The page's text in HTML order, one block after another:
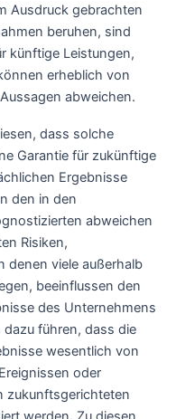
Ausdruck gebrachten
beruhen, sind
künftige Leistungen,
erheblich von
abweichen.
dass solche
Garantie für zukünftige
Ergebnisse
den in den
abweichen
Risiken,
denen viele außerhalb
beeinflussen den
des Unternehmens
führen, dass die
wesentlich von
oder
zukunftsgerichteten